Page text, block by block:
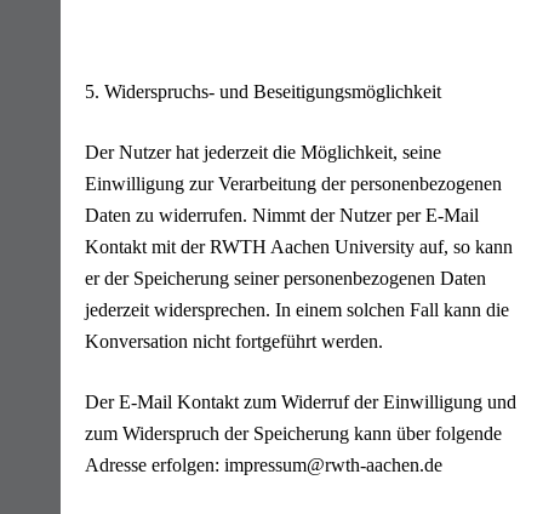
5. Widerspruchs- und Beseitigungsmöglichkeit
Der Nutzer hat jederzeit die Möglichkeit, seine
Einwilligung zur Verarbeitung der personenbezogenen
Daten zu widerrufen. Nimmt der Nutzer per E-Mail
Kontakt mit der RWTH Aachen University auf, so kann
er der Speicherung seiner personenbezogenen Daten
jederzeit widersprechen. In einem solchen Fall kann die
Konversation nicht fortgeführt werden.
Der E-Mail Kontakt zum Widerruf der Einwilligung und
zum Widerspruch der Speicherung kann über folgende
Adresse erfolgen: impressum@rwth-aachen.de